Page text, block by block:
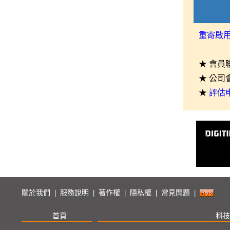
重寄啟
★ 會員
★ 公司
★ 評估
關於我們 服務說明 著作權 隱私權 常見問題
首頁 科